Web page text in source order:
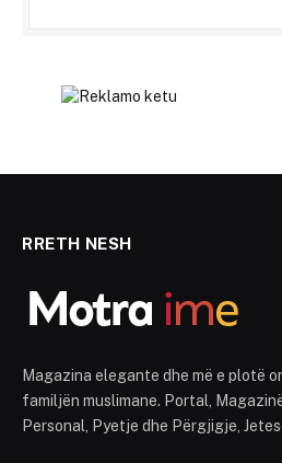
RRETH NESH
Magazina elegante dhe më e plotë
familjën muslimane. Portal,
Personal, Pyetje dhe Përgjigje,